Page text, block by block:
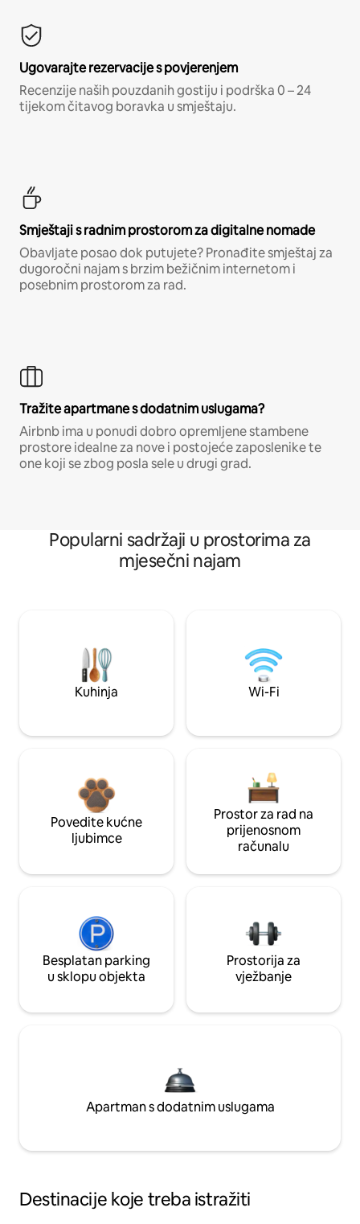
Ugovarajte rezervacije s povjerenjem
Recenzije naših pouzdanih gostiju i podrška 0 – 24
tijekom čitavog boravka u smještaju.
Smještaji s radnim prostorom za digitalne nomade
Obavljate posao dok putujete? Pronađite smještaj za
dugoročni najam s brzim bežičnim internetom i
posebnim prostorom za rad.
Tražite apartmane s dodatnim uslugama?
Airbnb ima u ponudi dobro opremljene stambene
prostore idealne za nove i postojeće zaposlenike te
one koji se zbog posla sele u drugi grad.
Popularni sadržaji u prostorima za
mjesečni najam
Kuhinja Wi-Fi
Povedite kućne
ljubimce
Prostor za rad na
prijenosnom
računalu
Besplatan parking
u sklopu objekta
Prostorija za
vježbanje
Apartman s dodatnim uslugama
Destinacije koje treba istražiti